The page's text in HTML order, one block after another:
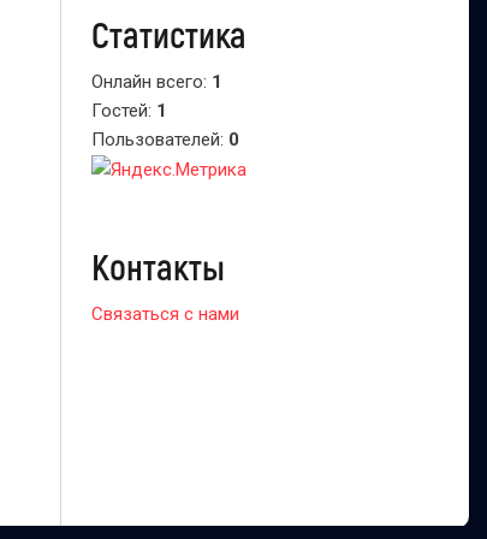
Статистика
Онлайн всего: 1
Гостей: 1
Пользователей: 0
Контакты
Связаться с нами